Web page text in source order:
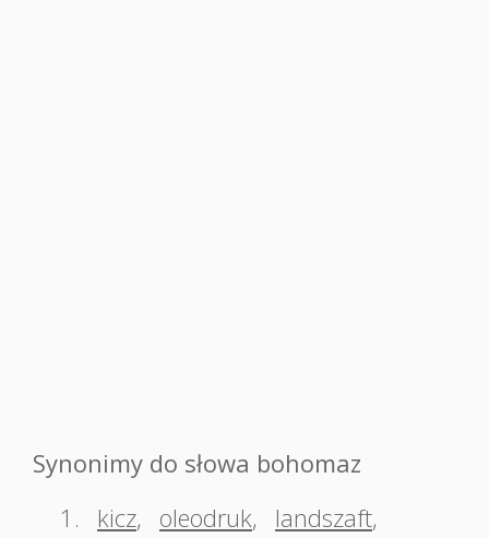
Synonimy do słowa bohomaz
1.
kicz, oleodruk, landszaft,